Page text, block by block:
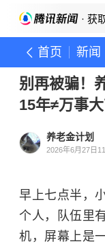
· 获
首页 新闻
别再被骗！
15年≠万事
养老金计划
2026年6月27日
早上七点半，
个人，队伍里
机，屏幕上是